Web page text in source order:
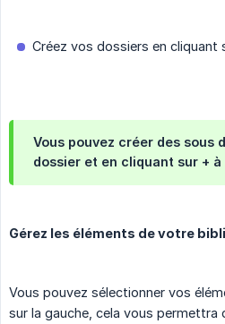
Créez vos dossiers en cliquant
Vous pouvez créer des sous
dossier et en cliquant sur +
Gérez les éléments de votre
Vous pouvez sélectionner vos
sur la gauche, cela vous permettra